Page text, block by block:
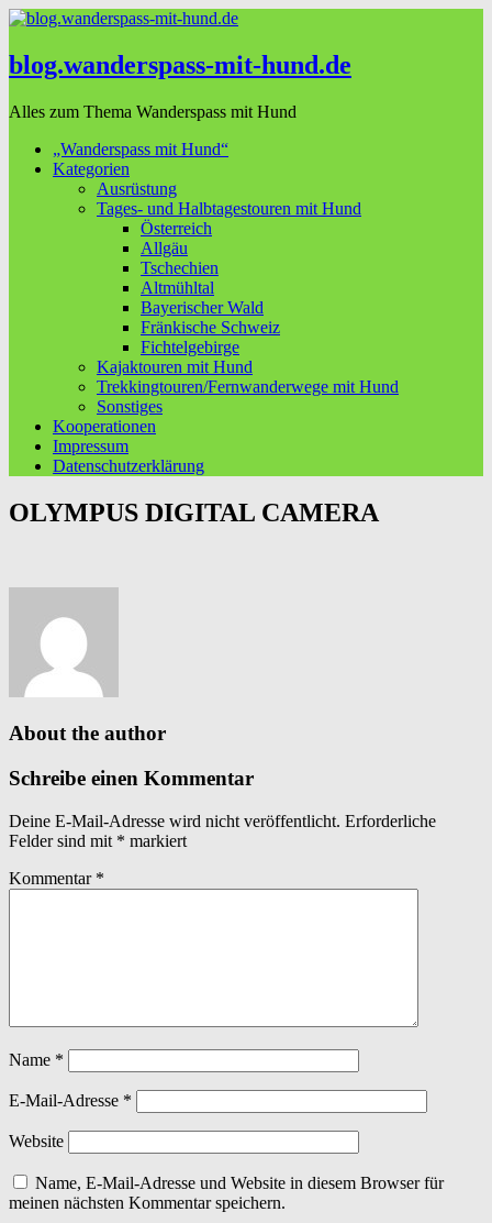
blog.wanderspass-mit-hund.de
Alles zum Thema Wanderspass mit Hund
„Wanderspass mit Hund“
Kategorien
Ausrüstung
Tages- und Halbtagestouren mit Hund
Österreich
Allgäu
Tschechien
Altmühltal
Bayerischer Wald
Fränkische Schweiz
Fichtelgebirge
Kajaktouren mit Hund
Trekkingtouren/Fernwanderwege mit Hund
Sonstiges
Kooperationen
Impressum
Datenschutzerklärung
OLYMPUS DIGITAL CAMERA
About the author
Schreibe einen Kommentar
Deine E-Mail-Adresse wird nicht veröffentlicht. Erforderliche
Felder sind mit * markiert
Kommentar *
Name *
E-Mail-Adresse *
Website
Name, E-Mail-Adresse und Website in diesem Browser für
meinen nächsten Kommentar speichern.